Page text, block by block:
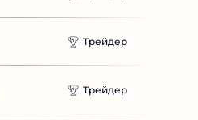
Трейдер
Трейдер